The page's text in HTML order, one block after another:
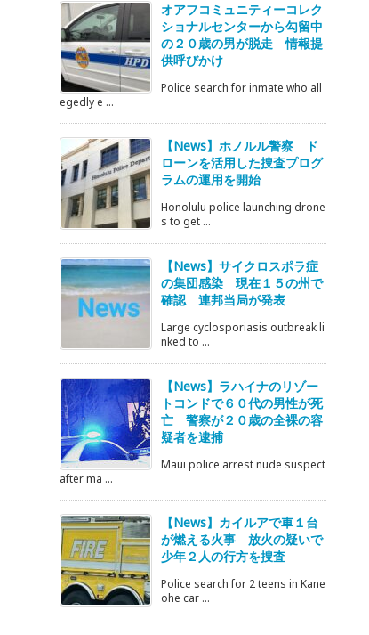
オアフコミュニティーコレク
ショナルセンターから勾留中
の２０歳の男が脱走 情報提
供呼びかけ
Police search for inmate who all
egedly e ...
【News】ホノルル警察 ド
ローンを活用した捜査プログ
ラムの運用を開始
Honolulu police launching drone
s to get ...
【News】サイクロスポラ症
の集団感染 現在１５の州で
確認 連邦当局が発表
Large cyclosporiasis outbreak li
nked to ...
【News】ラハイナのリゾー
トコンドで６０代の男性が死
亡 警察が２０歳の全裸の容
疑者を逮捕
Maui police arrest nude suspect
after ma ...
【News】カイルアで車１台
が燃える火事 放火の疑いで
少年２人の行方を捜査
Police search for 2 teens in Kane
ohe car ...